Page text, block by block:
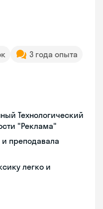
3 года опыта
Технологический
"Реклама"
преподавала
легко и